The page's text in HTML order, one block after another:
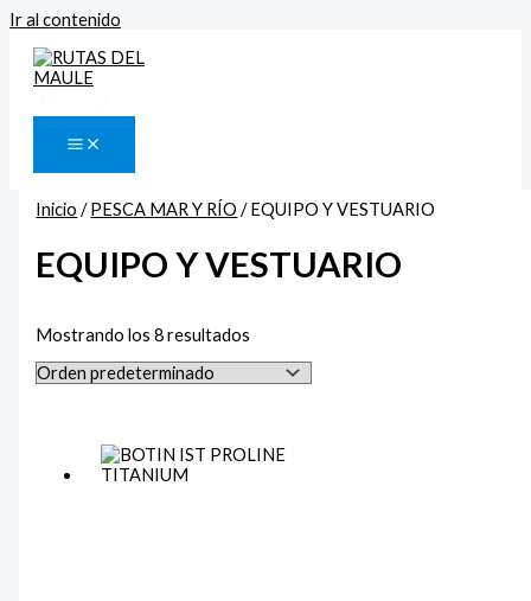
Ir al contenido
Inicio /PESCA MAR Y RÍO / EQUIPO Y VESTUARIO
EQUIPO Y VESTUARIO
Mostrando los 8 resultados